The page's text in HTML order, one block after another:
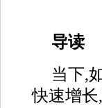
导读
当下,
快速增长